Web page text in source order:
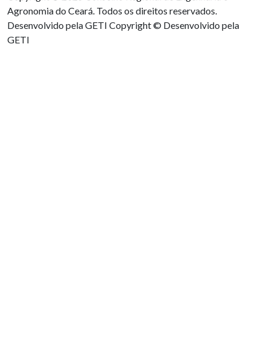
Agronomia do Ceará. Todos os direitos reservados.
Desenvolvido pela GETI Copyright © Desenvolvido pela
GETI